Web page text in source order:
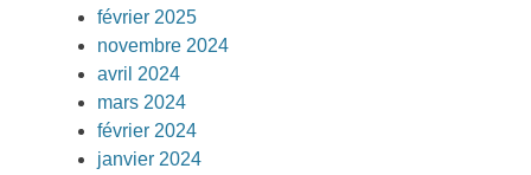
février 2025
novembre 2024
avril 2024
mars 2024
février 2024
janvier 2024